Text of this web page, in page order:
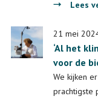
Lees
21 mei
‘Al het
voor de
We kijken
prachtigste